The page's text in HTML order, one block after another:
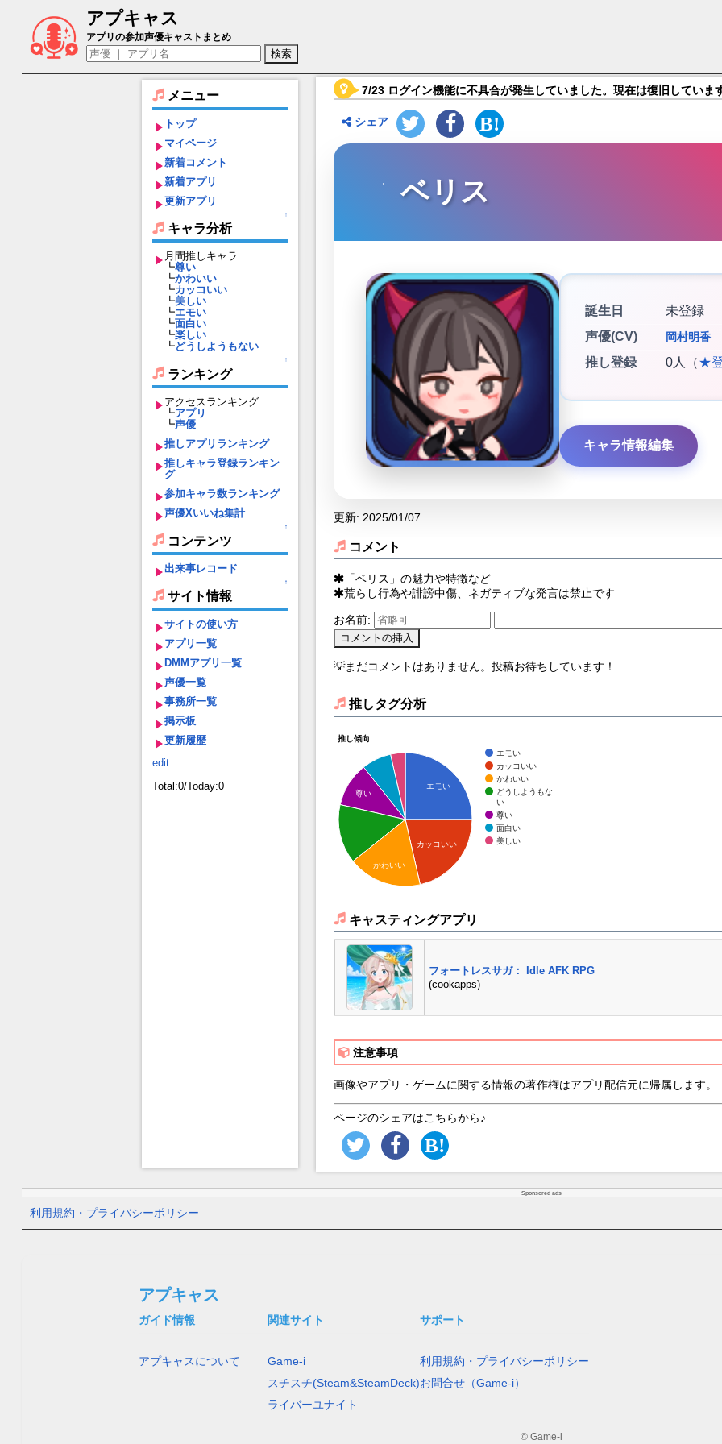
アプキャス
ベリス（声優：岡村明香)【フォートレスサガ： 放置系 RPG】キャラ紹介
アプリの参加声優キャストまとめ
メニュー
トップ
マイページ
新着コメント
新着アプリ
更新アプリ
↑
キャラ分析
月間推しキャラ
┗尊い
┗かわいい
┗カッコいい
┗美しい
┗エモい
┗面白い
┗楽しい
┗どうしようもない
↑
ランキング
アクセスランキング
┗アプリ
┗声優
推しアプリランキング
推しキャラ登録ランキン
グ
参加キャラ数ランキング
声優Xいいね集計
↑
コンテンツ
出来事レコード
↑
サイト情報
サイトの使い方
アプリ一覧
DMMアプリ一覧
声優一覧
事務所一覧
掲示板
更新履歴
edit
Total:0/Today:0
7/23 ログイン機能に不具合が発生していました。現在は復旧していま
シェア
ベリス
誕生日
未登録
声優(CV)
岡村明香
推し登録 0人（★
キャラ情報編集
更新: 2025/01/07
コメント
「ベリス」の魅力や特徴など
荒らし行為や誹謗中傷、ネガティブな発言は禁止です
お名前:
💡まだコメントはありません。投稿お待ちしています！
推しタグ分析
推し傾向
エモい
カッコいい
かわいい
どうしようもな
い
尊い
面白い
美しい
エモい
カッコいい
尊い
かわいい
キャスティングアプリ
フォートレスサガ： Idle AFK RPG
(cookapps)
注意事項
画像やアプリ・ゲームに関する情報の著作権はアプリ配信元に帰属します。
ページのシェアはこちらから♪
Sponsored ads
利用規約・プライバシーポリシー
アプキャス
ガイド情報
アプキャスについて
関連サイト
Game-i
スチスチ(Steam&SteamDeck)
ライバーユナイト
サポート
利用規約・プライバシーポリシー
お問合せ（Game-i）
© Game-i